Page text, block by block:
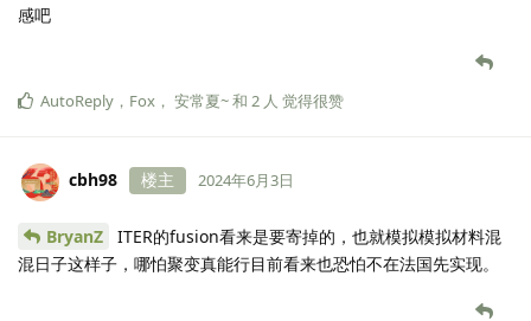
感吧
AutoReply ， Fox ， 安常夏~和 2 人 觉得很赞
cbh98 楼主 2024年6月3日
BryanZ
ITER的fusion看来是要寄掉的，也就模拟模拟材料混
混日子这样子，哪怕聚变真能行目前看来也恐怕不在法国先实现。